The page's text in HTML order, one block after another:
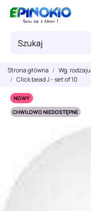
Strona główna Wg. rodzaju
Click bead J - set of 10
NOWY
CHWILOWO NIEDOSTĘPNE